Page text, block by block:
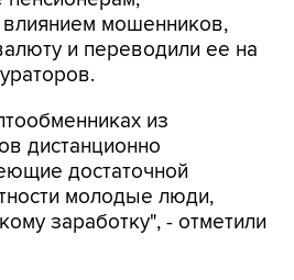
мошенников,
и переводили ее на
из
дистанционно
достаточной
молодые люди,
заработку", - отметили